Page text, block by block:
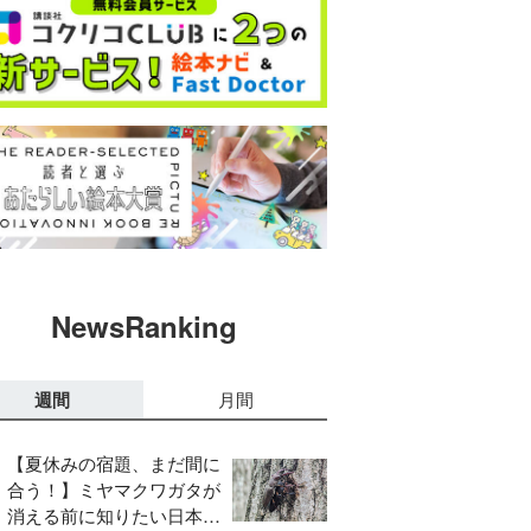
NewsRanking
週間 月間
【夏休みの宿題、まだ間に
合う！】ミヤマクワガタが
消える前に知りたい日本の